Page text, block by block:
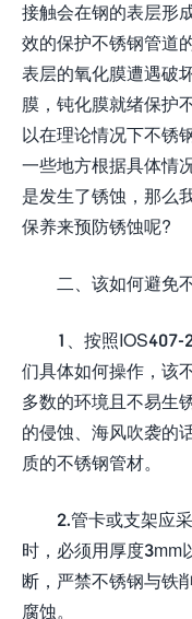
接触会在钢的表层形
效的保护不锈钢管道
表层的氧化膜遭遇破
膜，钝化膜就绪保护
以在理论情况下不锈
一些地方根据具体情
是发生了锈蚀，那么
保养来预防锈蚀呢?
二、该如何避免
1、按照IOS407-
们具体如何操作，该
多数的环境且不易生
的侵蚀、海风吹袭的
质的不锈钢管材。
2.管卡或支架应
时，必须用厚度3mm
断，严禁不锈钢与铁
腐蚀。